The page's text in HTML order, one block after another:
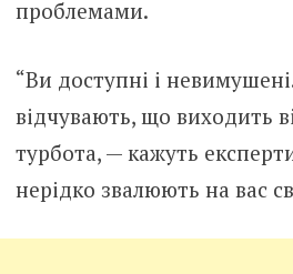
проблемами.
“Ви доступні і
відчувають, що виходить
турбота, — кажуть
нерідко звалюють на вас